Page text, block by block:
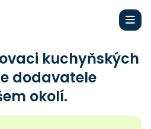
kuchyňských
dodavatele
okolí.